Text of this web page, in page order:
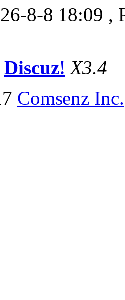
8-8 18:09 ,
Discuz! X3.4
Comsenz Inc.